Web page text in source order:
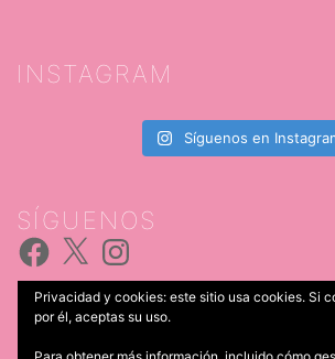
INSTAGRAM
Síguenos en
SÍGUENOS
Facebook
X Instagram
Privacidad y cookies: este sitio usa cookies. Si
por él, aceptas su uso.